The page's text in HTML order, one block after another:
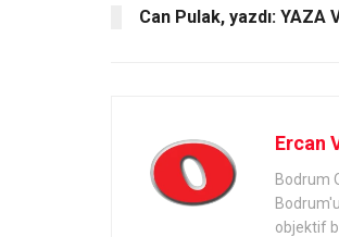
Can Pulak, yazdı: YAZA
Ercan
Bodrum
objektif